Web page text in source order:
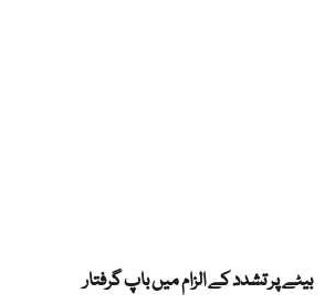
بیٹے پر تشدد کے الزام میں باپ گرفتار